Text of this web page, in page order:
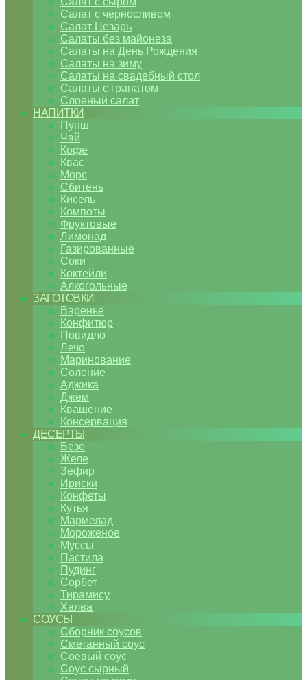
Салат с черносливом
Салат Цезарь
Салаты без майонеза
Салаты на День Рождения
Салаты на зиму
Салаты на свадебный стол
Салаты с гранатом
Слоеный салат
НАПИТКИ
Пунш
Чай
Кофе
Квас
Морс
Сбитень
Кисель
Компоты
Фруктовые
Лимонад
Газированные
Соки
Коктейли
Алкогольные
ЗАГОТОВКИ
Варенье
Конфитюр
Повидло
Лечо
Маринование
Соление
Аджика
Джем
Квашение
Консервация
ДЕСЕРТЫ
Безе
Желе
Зефир
Ириски
Конфеты
Кутья
Мармелад
Мороженое
Муссы
Пастила
Пудинг
Сорбет
Тирамису
Халва
СОУСЫ
Сборник соусов
Сметанный соус
Соевый соус
Соус сырный